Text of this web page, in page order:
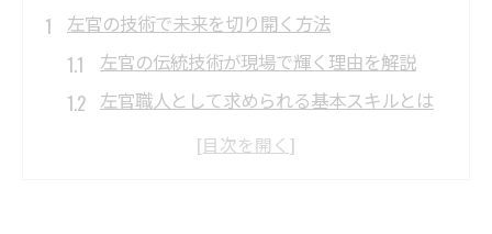
左官の技術で未来を切り開く方法
左官の伝統技術が現場で輝く理由を解説
左官職人として求められる基本スキルとは
コンクリート施工と左官技術の相乗効果を